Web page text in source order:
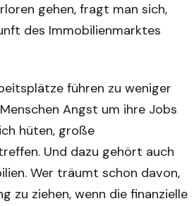
gehen, fragt man sich,
des Immobilienmarktes
führen zu weniger
Angst um ihre Jobs
hüten, große
Und dazu gehört auch
Wer träumt schon davon,
zu ziehen, wenn die finanzielle